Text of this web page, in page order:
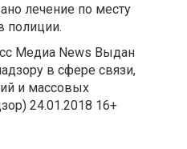
лечение по месту
полиции.
Медиа News Выдан
в сфере связи,
и массовых
24.01.2018 16+